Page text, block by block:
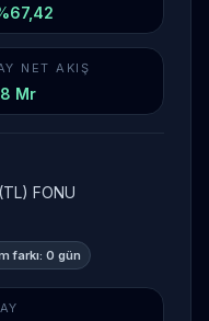
NET AKIŞ
Mr
FONU
farkı: 0 gün